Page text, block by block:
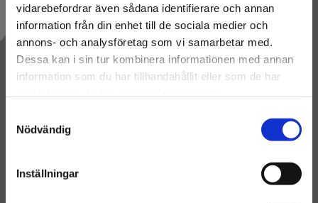
vidarebefordrar även sådana identifierare och annan
information från din enhet till de sociala medier och
annons- och analysföretag som vi samarbetar med.
Dessa kan i sin tur kombinera informationen med annan
information som du har tillhandahållit eller som de har
Nödvändig
Inställningar
Cookies